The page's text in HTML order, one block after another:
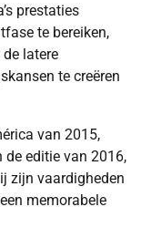
prestaties
te bereiken,
latere
te creëren
van 2015,
de editie van 2016,
zijn vaardigheden
memorabele